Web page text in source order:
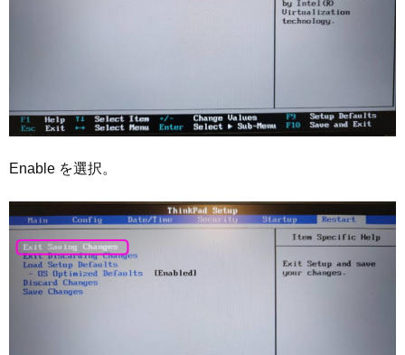
Enable を選択。